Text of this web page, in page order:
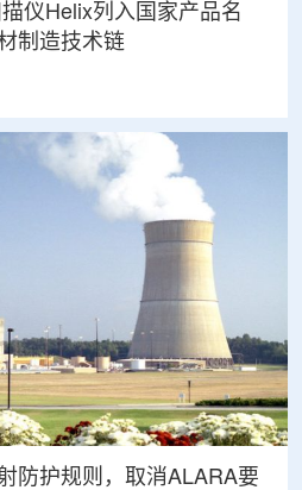
仪Helix列入国家产品名
制造技术链
防护规则，取消ALARA要